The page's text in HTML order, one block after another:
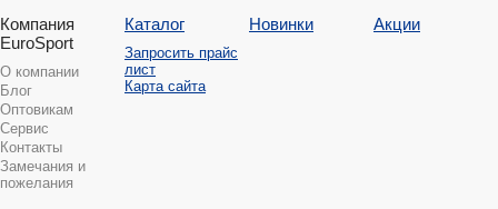
Компания
EuroSport
О компании
Блог
Оптовикам
Сервис
Контакты
Замечания и
пожелания
Каталог
Запросить прайс
лист
Карта сайта
Новинки Акции